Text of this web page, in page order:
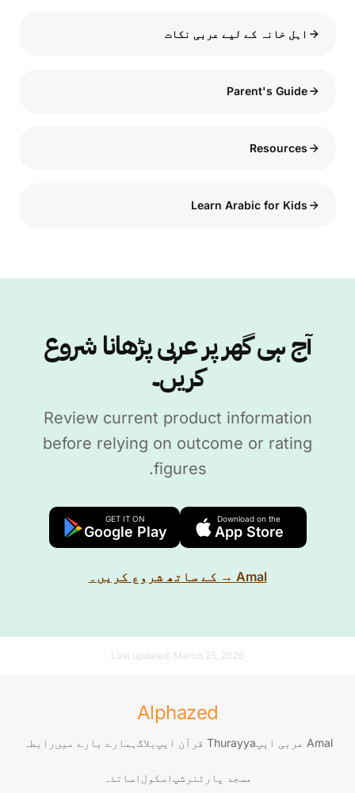
اہل خانہ کے لیے عربی نکات
Parent's Guide
Resources
Learn Arabic for Kids
آج ہی گھر پر عربی پڑھانا شروع
کریں۔
Review current product information
before relying on outcome or rating
figures.
Download on the
App Store
GET IT ON
Google Play
Amal → کے ساتھ شروع کریں۔
Last updated: March 25, 2026
Alphazed
Amal عربی ایپ Thurayya قرآن ایپ بلاگ ہمارے بارے میں رابطہ
مسجد پارٹنرشپاسکول اساتذہ